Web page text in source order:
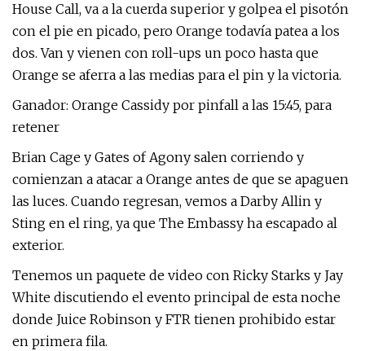
House Call, va a la cuerda superior y golpea el pisotón
con el pie en picado, pero Orange todavía patea a los
dos. Van y vienen con roll-ups un poco hasta que
Orange se aferra a las medias para el pin y la victoria.
Ganador: Orange Cassidy por pinfall a las 15:45, para
retener
Brian Cage y Gates of Agony salen corriendo y
comienzan a atacar a Orange antes de que se apaguen
las luces. Cuando regresan, vemos a Darby Allin y
Sting en el ring, ya que The Embassy ha escapado al
exterior.
Tenemos un paquete de video con Ricky Starks y Jay
White discutiendo el evento principal de esta noche
donde Juice Robinson y FTR tienen prohibido estar
en primera fila.